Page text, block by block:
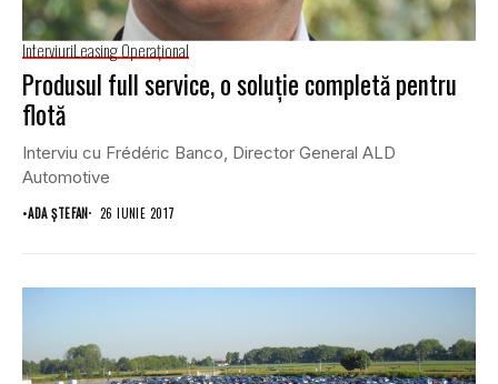
InterviuriLeasing Operaţional
Produsul full service, o soluţie completă pentru
flotă
Interviu cu Frédéric Banco, Director General ALD
Automotive
•ADA ȘTEFAN 26 IUNIE 2017